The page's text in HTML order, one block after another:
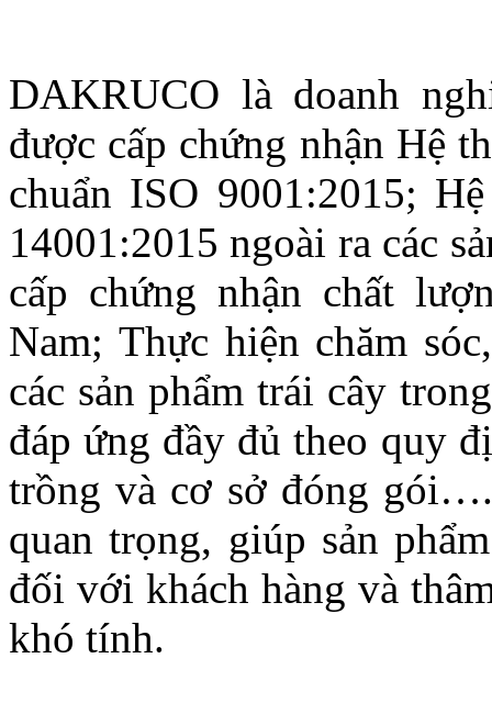
DAKRUCO là doanh
được cấp chứng nhận Hệ
chuẩn ISO 9001:2015;
14001:2015 ngoài ra các
cấp chứng nhận chất
Nam; Thực hiện chăm
các sản phẩm trái cây
đáp ứng đầy đủ theo quy
trồng và cơ sở đóng
quan trọng, giúp sản
đối với khách hàng và
khó tính.